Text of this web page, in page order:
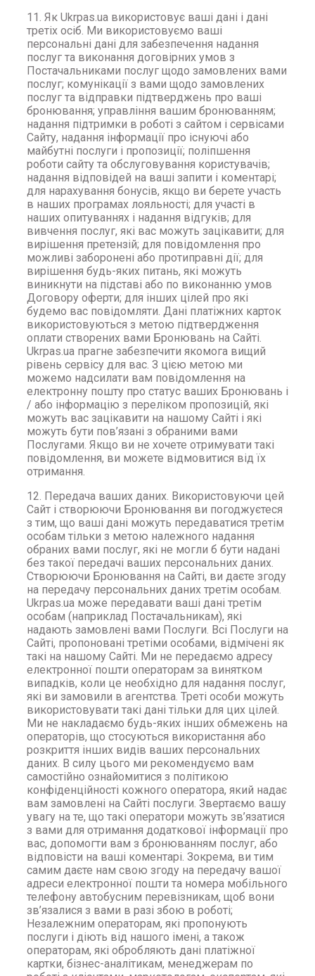
11. Як Ukrpas.ua використовує ваші дані і дані
третіх осіб. Ми використовуємо ваші
персональні дані для забезпечення надання
послуг та виконання договірних умов з
Постачальниками послуг щодо замовлених вами
послуг; комунікації з вами щодо замовлених
послуг та відправки підтверджень про ваші
бронювання; управління вашим бронюванням;
надання підтримки в роботі з сайтом і сервісами
Сайту, надання інформації про існуючі або
майбутні послуги і пропозиції; поліпшення
роботи сайту та обслуговування користувачів;
надання відповідей на ваші запити і коментарі;
для нарахування бонусів, якщо ви берете участь
в наших програмах лояльності; для участі в
наших опитуваннях і надання відгуків; для
вивчення послуг, які вас можуть зацікавити; для
вирішення претензій; для повідомлення про
можливі заборонені або протиправні дії; для
вирішення будь-яких питань, які можуть
виникнути на підставі або по виконанню умов
Договору оферти; для інших цілей про які
будемо вас повідомляти. Дані платіжних карток
використовуються з метою підтвердження
оплати створених вами Бронювань на Сайті.
Ukrpas.ua прагне забезпечити якомога вищий
рівень сервісу для вас. З цією метою ми
можемо надсилати вам повідомлення на
електронну пошту про статус ваших Бронювань і
/ або інформацію з переліком пропозицій, які
можуть вас зацікавити на нашому Сайті і які
можуть бути пов’язані з обраними вами
Послугами. Якщо ви не хочете отримувати такі
повідомлення, ви можете відмовитися від їх
отримання.
12. Передача ваших даних. Використовуючи цей
Сайт і створюючи Бронювання ви погоджуєтеся
з тим, що ваші дані можуть передаватися третім
особам тільки з метою належного надання
обраних вами послуг, які не могли б бути надані
без такої передачі ваших персональних даних.
Створюючи Бронювання на Сайті, ви даєте згоду
на передачу персональних даних третім особам.
Ukrpas.ua може передавати ваші дані третім
особам (наприклад Постачальникам), які
надають замовлені вами Послуги. Всі Послуги на
Сайті, пропоновані третіми особами, відмічені як
такі на нашому Сайті. Ми не передаємо адресу
електронної пошти операторам за винятком
випадків, коли це необхідно для надання послуг,
які ви замовили в агентства. Треті особи можуть
використовувати такі дані тільки для цих цілей.
Ми не накладаємо будь-яких інших обмежень на
операторів, що стосуються використання або
розкриття інших видів ваших персональних
даних. В силу цього ми рекомендуємо вам
самостійно ознайомитися з політикою
конфіденційності кожного оператора, який надає
вам замовлені на Сайті послуги. Звертаємо вашу
увагу на те, що такі оператори можуть зв’язатися
з вами для отримання додаткової інформації про
вас, допомогти вам з бронюванням послуг, або
відповісти на ваші коментарі. Зокрема, ви тим
самим даєте нам свою згоду на передачу вашої
адреси електронної пошти та номера мобільного
телефону автобусним перевізникам, щоб вони
зв’язалися з вами в разі збою в роботі;
Незалежним операторам, які пропонують
послуги і діють від нашого імені, а також
операторам, які обробляють дані платіжної
картки, бізнес-аналітикам, менеджерам по